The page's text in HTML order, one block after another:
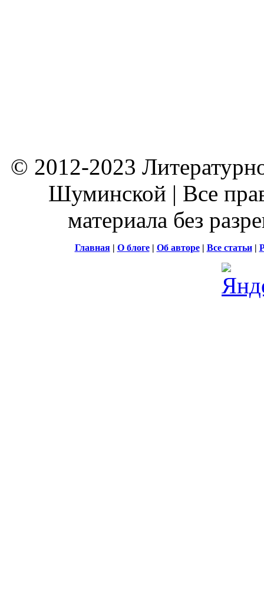
© 2012-2023
Шуминской | Все
материала без
Главная| О блоге| Об авторе| Все статьи|